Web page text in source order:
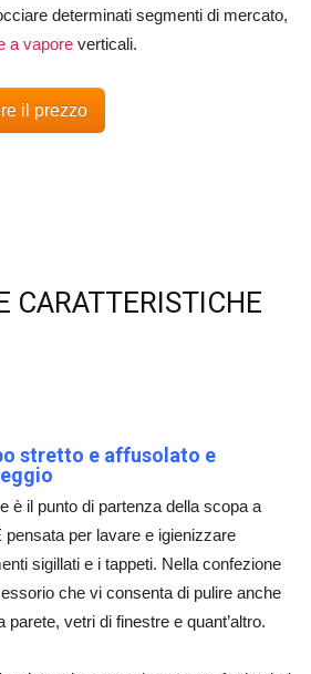
determinati segmenti di mercato,
a vapore verticali.
il prezzo
CARATTERISTICHE
stretto e affusolato e
è il punto di partenza della scopa a
per lavare e igienizzare
sigillati e i tappeti. Nella confezione
che vi consenta di pulire anche
parete, vetri di finestre e quant’altro.